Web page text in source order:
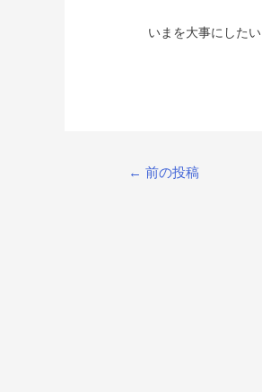
いまを大事にしたい
投
← 前の投稿